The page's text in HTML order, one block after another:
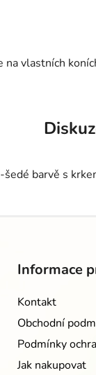
vlastních
šedé barvě s
Informace
Kontakt
Obchodní
Podmínky
Jak nakupovat